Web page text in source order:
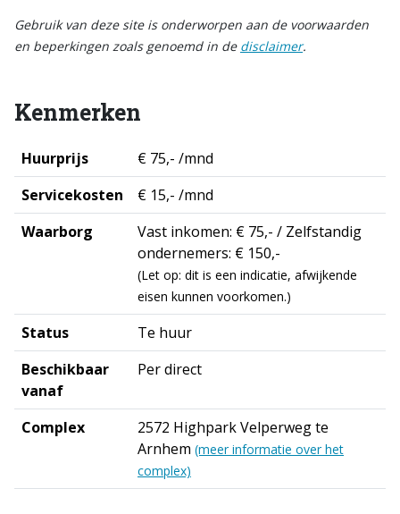
Gebruik van deze site is onderworpen aan de voorwaarden
en beperkingen zoals genoemd in de disclaimer.
Kenmerken
Huurprijs
€ 75,- /mnd
Servicekosten
€ 15,- /mnd
Waarborg
Vast inkomen: € 75,- / Zelfstandig
ondernemers: € 150,-
(Let op: dit is een indicatie, afwijkende
eisen kunnen voorkomen.)
Status
Te huur
Beschikbaar
vanaf
Per direct
Complex
2572 Highpark Velperweg te
Arnhem (meer informatie over het
complex)